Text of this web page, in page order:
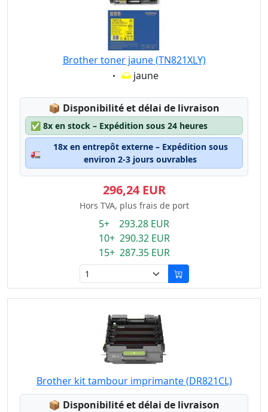
Brother toner jaune (TN821XLY)
Eigenschaft:
jaune
📦 Lagerstatus:
Disponibilité et délai de livraison
✅ 8x en stock – Expédition sous 24 heures
🚛
18x en entrepôt externe – Expédition sous
environ 2-3 jours ouvrables
296,24 EUR
Hors TVA, plus frais de port
5+ 293.28 EUR
10+ 290.32 EUR
15+ 287.35 EUR
Brother kit tambour imprimante (DR821CL)
📦 Lagerstatus:
Disponibilité et délai de livraison